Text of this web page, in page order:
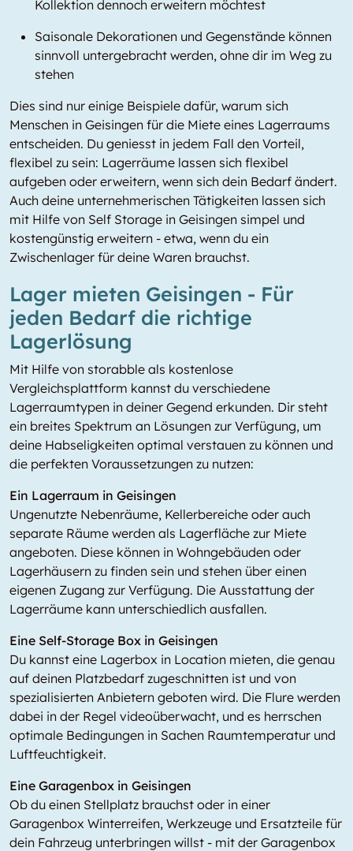
Kollektion dennoch erweitern möchtest
Saisonale Dekorationen und Gegenstände können
sinnvoll untergebracht werden, ohne dir im Weg zu
stehen
Dies sind nur einige Beispiele dafür, warum sich
Menschen in Geisingen für die Miete eines Lagerraums
entscheiden. Du geniesst in jedem Fall den Vorteil,
flexibel zu sein: Lagerräume lassen sich flexibel
aufgeben oder erweitern, wenn sich dein Bedarf ändert.
Auch deine unternehmerischen Tätigkeiten lassen sich
mit Hilfe von Self Storage in Geisingen simpel und
kostengünstig erweitern - etwa, wenn du ein
Zwischenlager für deine Waren brauchst.
Lager mieten Geisingen - Für
jeden Bedarf die richtige
Lagerlösung
Mit Hilfe von storabble als kostenlose
Vergleichsplattform kannst du verschiedene
Lagerraumtypen in deiner Gegend erkunden. Dir steht
ein breites Spektrum an Lösungen zur Verfügung, um
deine Habseligkeiten optimal verstauen zu können und
die perfekten Voraussetzungen zu nutzen:
Ein Lagerraum in Geisingen
Ungenutzte Nebenräume, Kellerbereiche oder auch
separate Räume werden als Lagerfläche zur Miete
angeboten. Diese können in Wohngebäuden oder
Lagerhäusern zu finden sein und stehen über einen
eigenen Zugang zur Verfügung. Die Ausstattung der
Lagerräume kann unterschiedlich ausfallen.
Eine Self-Storage Box in Geisingen
Du kannst eine Lagerbox in Location mieten, die genau
auf deinen Platzbedarf zugeschnitten ist und von
spezialisierten Anbietern geboten wird. Die Flure werden
dabei in der Regel videoüberwacht, und es herrschen
optimale Bedingungen in Sachen Raumtemperatur und
Luftfeuchtigkeit.
Eine Garagenbox in Geisingen
Ob du einen Stellplatz brauchst oder in einer
Garagenbox Winterreifen, Werkzeuge und Ersatzteile für
dein Fahrzeug unterbringen willst - mit der Garagenbox